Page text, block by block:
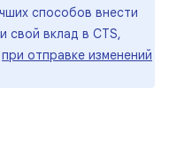
способов внести
свой вклад в CTS,
при отправке изменений